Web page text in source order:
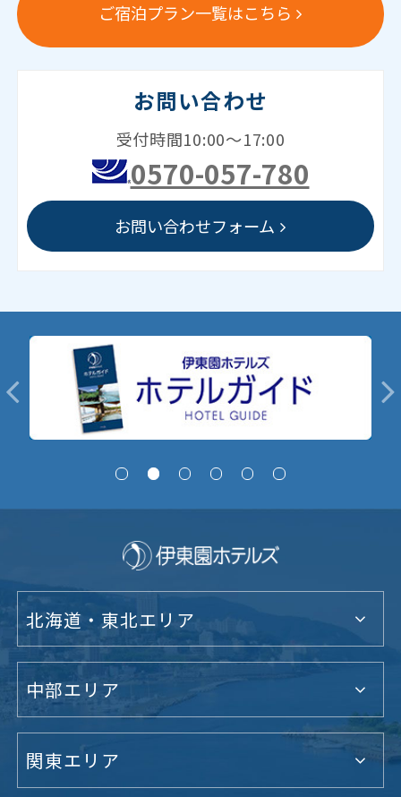
ご宿泊プラン一覧はこちら
お問い合わせ
受付時間10:00～17:00
0570-057-780
お問い合わせフォーム
北海道・東北エリア
中部エリア
関東エリア